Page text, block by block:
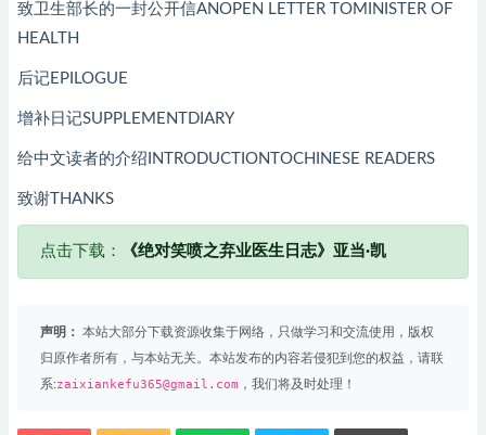
致卫生部长的一封公开信ANOPEN LETTER TOMINISTER OF
HEALTH
后记EPILOGUE
增补日记SUPPLEMENTDIARY
给中文读者的介绍INTRODUCTIONTOCHINESE READERS
致谢THANKS
点击下载： 《绝对笑喷之弃业医生日志》亚当·凯
声明： 本站大部分下载资源收集于网络，只做学习和交流使用，版权
归原作者所有，与本站无关。本站发布的内容若侵犯到您的权益，请联
系:zaixiankefu365@gmail.com ，我们将及时处理！